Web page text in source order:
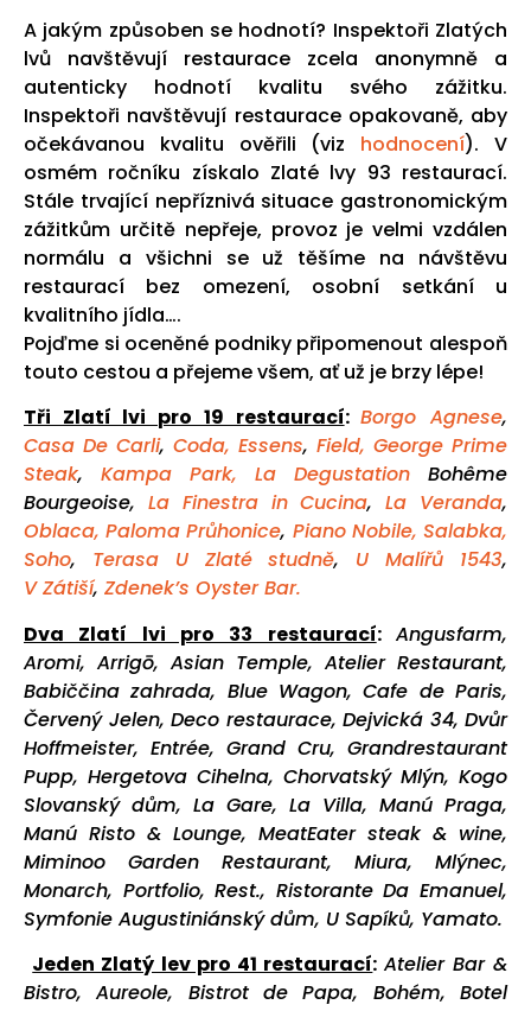
A jakým způsoben se hodnotí? Inspektoři Zlatých
lvů navštěvují restaurace zcela anonymně a
autenticky hodnotí kvalitu svého zážitku.
Inspektoři navštěvují restaurace opakovaně, aby
očekávanou kvalitu ověřili (viz hodnocení). V
osmém ročníku získalo Zlaté lvy 93 restaurací.
Stále trvající nepříznivá situace gastronomickým
zážitkům určitě nepřeje, provoz je velmi vzdálen
normálu a všichni se už těšíme na návštěvu
restaurací bez omezení, osobní setkání u
kvalitního jídla….
Pojďme si oceněné podniky připomenout alespoň
touto cestou a přejeme všem, ať už je brzy lépe!
Tři Zlatí lvi pro 19 restaurací:Borgo Agnese,
Casa De Carli, Coda, Essens, Field, George Prime
Steak, Kampa Park, La Degustation Bohême
Bourgeoise, La Finestra in Cucina,La Veranda,
Oblaca, Paloma Průhonice, Piano Nobile, Salabka,
Soho, Terasa U Zlaté studně, U Malířů 1543,
V Zátiší, Zdenek’s Oyster Bar.
Dva Zlatí lvi pro 33 restaurací:Angusfarm,
Aromi, Arrigō, Asian Temple, Atelier Restaurant,
Babiččina zahrada, Blue Wagon, Cafe de Paris,
Červený Jelen, Deco restaurace, Dejvická 34, Dvůr
Hoffmeister, Entrée, Grand Cru, Grandrestaurant
Pupp, Hergetova Cihelna, Chorvatský Mlýn, Kogo
Slovanský dům, La Gare, La Villa, Manú Praga,
Manú Risto & Lounge, MeatEater steak & wine,
Miminoo Garden Restaurant, Miura, Mlýnec,
Monarch, Portfolio, Rest., Ristorante Da Emanuel,
Symfonie Augustiniánský dům, U Sapíků, Yamato.
Jeden Zlatý lev pro 41 restaurací: Atelier Bar &
Bistro, Aureole, Bistrot de Papa, Bohém, Botel